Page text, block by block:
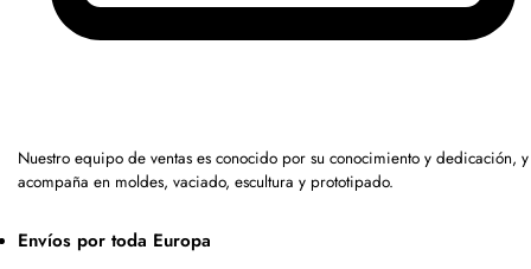
Nuestro equipo de ventas es conocido por su conocimiento y dedicación,
acompaña en moldes, vaciado, escultura y prototipado.
Envíos por toda Europa